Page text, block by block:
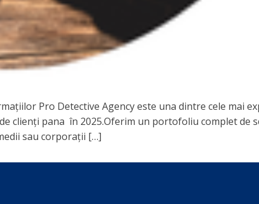
Pro Detective Agency este una dintre cele mai
clienți pana în 2025.Oferim un portofoliu complet de
sau corporații […]